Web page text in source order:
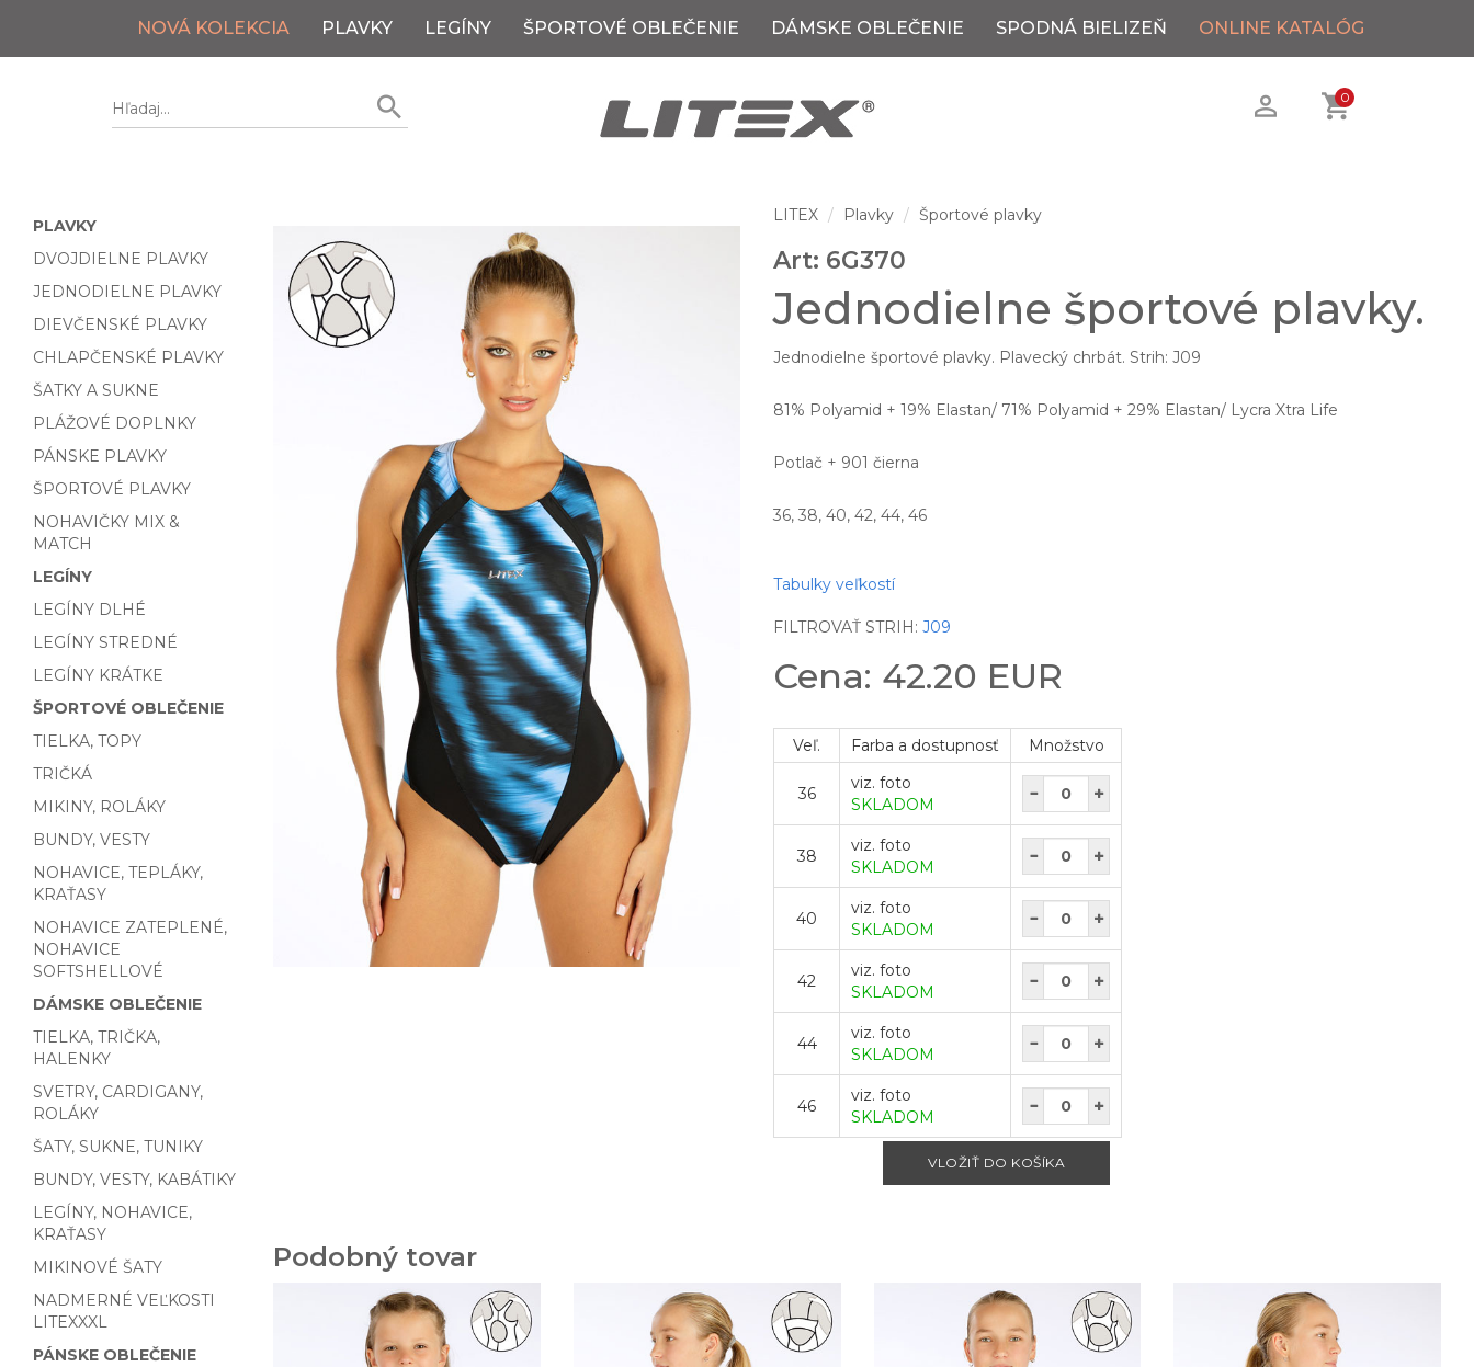
NOVÁ KOLEKCIA PLAVKY LEGÍNY ŠPORTOVÉ OBLEČENIE DÁMSKE OBLEČENIE SPODNÁ BIELIZEŇ ONLINE KATALÓG
0
PLAVKY
DVOJDIELNE PLAVKY
JEDNODIELNE PLAVKY
DIEVČENSKÉ PLAVKY
CHLAPČENSKÉ PLAVKY
ŠATKY A SUKNE
PLÁŽOVÉ DOPLNKY
PÁNSKE PLAVKY
ŠPORTOVÉ PLAVKY
NOHAVIČKY MIX &
MATCH
LEGÍNY
LEGÍNY DLHÉ
LEGÍNY STREDNÉ
LEGÍNY KRÁTKE
ŠPORTOVÉ OBLEČENIE
TIELKA, TOPY
TRIČKÁ
MIKINY, ROLÁKY
BUNDY, VESTY
NOHAVICE, TEPLÁKY,
KRAŤASY
NOHAVICE ZATEPLENÉ,
NOHAVICE
SOFTSHELLOVÉ
DÁMSKE OBLEČENIE
TIELKA, TRIČKA,
HALENKY
SVETRY, CARDIGANY,
ROLÁKY
ŠATY, SUKNE, TUNIKY
BUNDY, VESTY, KABÁTIKY
LEGÍNY, NOHAVICE,
KRAŤASY
MIKINOVÉ ŠATY
NADMERNÉ VEĽKOSTI
LITEXXXL
PÁNSKE OBLEČENIE
LITEX Plavky Športové plavky
Art: 6G370
Jednodielne športové plavky.
Jednodielne športové plavky. Plavecký chrbát. Strih: J09
81% Polyamid + 19% Elastan/ 71% Polyamid + 29% Elastan/ Lycra Xtra Life
Potlač + 901 čierna
36, 38, 40, 42, 44, 46
Tabulky veľkostí
FILTROVAŤ STRIH:J09
Cena: 42.20 EUR
Veľ. Farba a dostupnosť Množstvo
36
viz. foto
SKLADOM
38
viz. foto
SKLADOM
40
viz. foto
SKLADOM
42
viz. foto
SKLADOM
44
viz. foto
SKLADOM
46
viz. foto
SKLADOM
Podobný tovar